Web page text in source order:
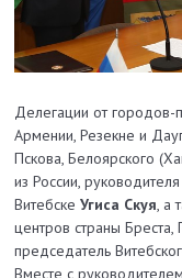
Делегации от городов-
Армении, Резекне и
Пскова, Белоярского
из России,
Витебске Угиса Скуя, а
центров страны
председатель
Вместе с